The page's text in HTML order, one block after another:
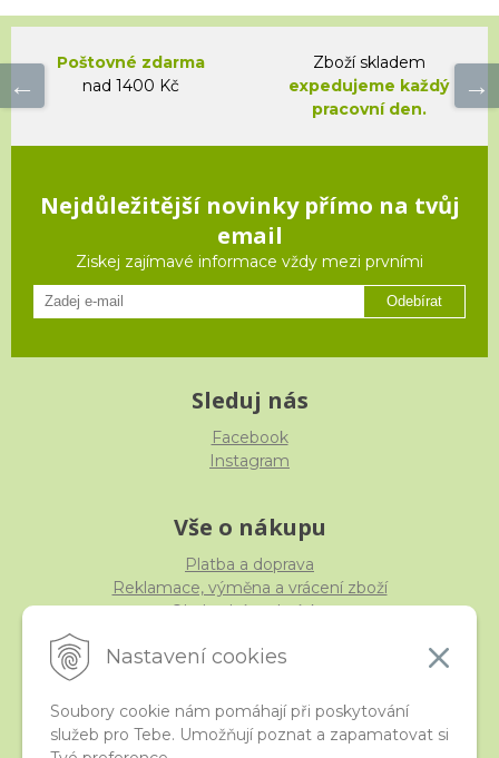
Nastavení cookies
Soubory cookie nám pomáhají při poskytování
služeb pro Tebe. Umožňují poznat a zapamatovat si
Poštovné zdarma
nad 1400 Kč
Zboží skladem
expedujeme každý
pracovní den.
Nejdůležitější novinky přímo na tvůj
email
Ziskej zajímavé informace vždy mezi prvními
Odebírat
Sleduj nás
Facebook
Instagram
Vše o nákupu
Platba a doprava
Reklamace, výměna a vrácení zboží
Obchodní podmínky
iStraka